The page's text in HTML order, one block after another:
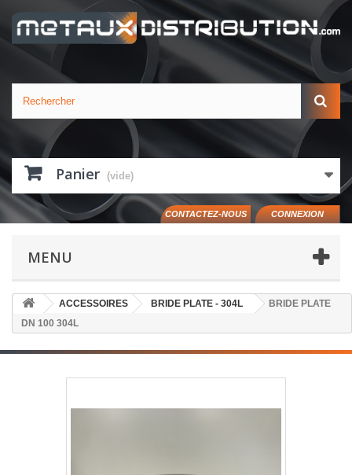
Panier (vide)
CONNEXION
CONTACTEZ-NOUS
MENU
ACCESSOIRES BRIDE PLATE - 304L
BRIDE PLATE
DN 100 304L